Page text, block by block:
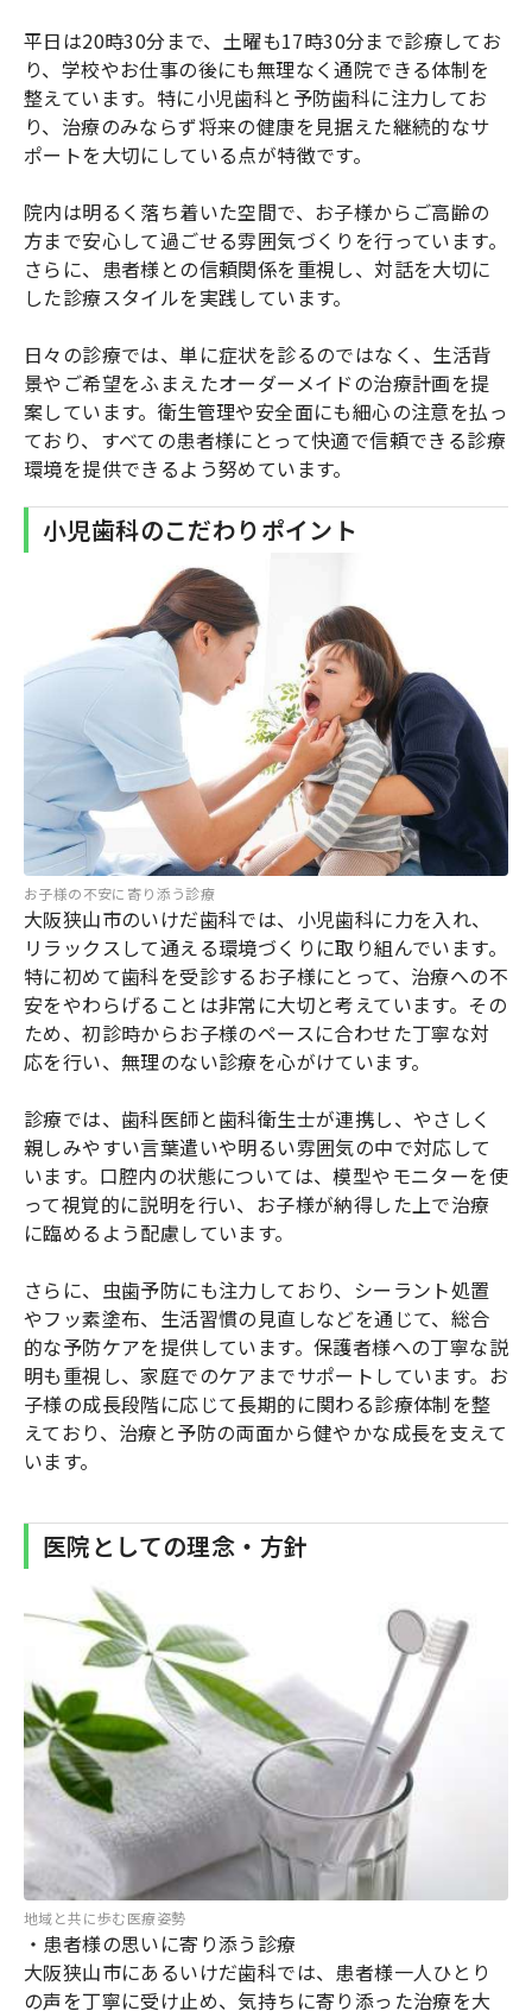
平日は20時30分まで、土曜も17時30分まで診療してお
り、学校やお仕事の後にも無理なく通院できる体制を
整えています。特に小児歯科と予防歯科に注力してお
り、治療のみならず将来の健康を見据えた継続的なサ
ポートを大切にしている点が特徴です。
院内は明るく落ち着いた空間で、お子様からご高齢の
方まで安心して過ごせる雰囲気づくりを行っています。
さらに、患者様との信頼関係を重視し、対話を大切に
した診療スタイルを実践しています。
日々の診療では、単に症状を診るのではなく、生活背
景やご希望をふまえたオーダーメイドの治療計画を提
案しています。衛生管理や安全面にも細心の注意を払っ
ており、すべての患者様にとって快適で信頼できる診療
環境を提供できるよう努めています。
小児歯科のこだわりポイント
お子様の不安に寄り添う診療
大阪狭山市のいけだ歯科では、小児歯科に力を入れ、
リラックスして通える環境づくりに取り組んでいます。
特に初めて歯科を受診するお子様にとって、治療への不
安をやわらげることは非常に大切と考えています。その
ため、初診時からお子様のペースに合わせた丁寧な対
応を行い、無理のない診療を心がけています。
診療では、歯科医師と歯科衛生士が連携し、やさしく
親しみやすい言葉遣いや明るい雰囲気の中で対応して
います。口腔内の状態については、模型やモニターを使
って視覚的に説明を行い、お子様が納得した上で治療
に臨めるよう配慮しています。
さらに、虫歯予防にも注力しており、シーラント処置
やフッ素塗布、生活習慣の見直しなどを通じて、総合
的な予防ケアを提供しています。保護者様への丁寧な説
明も重視し、家庭でのケアまでサポートしています。お
子様の成長段階に応じて長期的に関わる診療体制を整
えており、治療と予防の両面から健やかな成長を支えて
います。
医院としての理念・方針
地域と共に歩む医療姿勢
・患者様の思いに寄り添う診療
大阪狭山市にあるいけだ歯科では、患者様一人ひとり
の声を丁寧に受け止め、気持ちに寄り添った治療を大